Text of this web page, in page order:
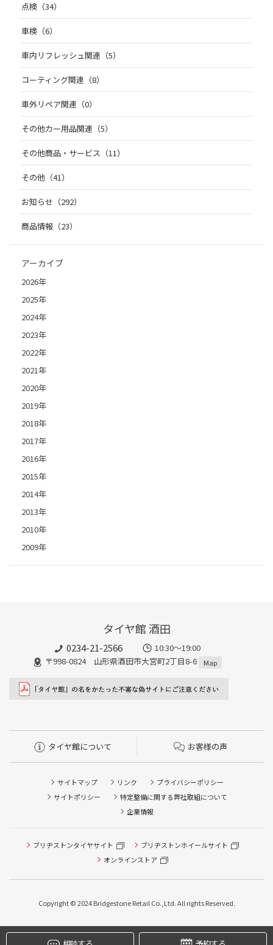
点検（34）
車検（6）
車内リフレッシュ関連（5）
コーティング関連（8）
車外リペア関連（0）
その他カー用品関連（5）
その他商品・サービス（11）
その他（41）
お知らせ（292）
商品情報（23）
アーカイブ
2026年
2025年
2024年
2023年
2022年
2021年
2020年
2019年
2018年
2017年
2016年
2015年
2014年
2013年
2010年
2009年
タイヤ館 酒田
0234-21-2566
10:30～19:00
〒998-0824 山形県酒田市大宮町2丁目8-6
Map
タイヤ館について お客様の声
サイトマップ リンク
プライバシーポリシー
サイトポリシー
特定整備に関する弊社取組について
企業情報
ブリヂストンタイヤサイト
ブリヂストンホイールサイト
オンラインストア
Copyright © 2024 Bridgestone Retail Co.,Ltd. All rights Reserved.
タイヤ点検・安全点検/タイヤ履き替え/オイル交換/その他
ピット作業の予約
本日のタイヤ履き替え順番待ち予約 ※クローク契約会員の